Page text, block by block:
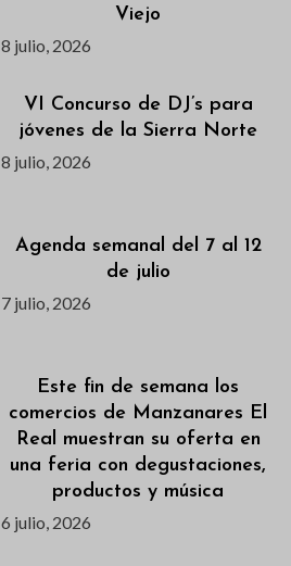
Viejo
8 julio, 2026
VI Concurso de DJ’s para
jóvenes de la Sierra Norte
8 julio, 2026
Agenda semanal del 7 al 12
de julio
7 julio, 2026
Este fin de semana los
comercios de Manzanares El
Real muestran su oferta en
una feria con degustaciones,
productos y música
6 julio, 2026